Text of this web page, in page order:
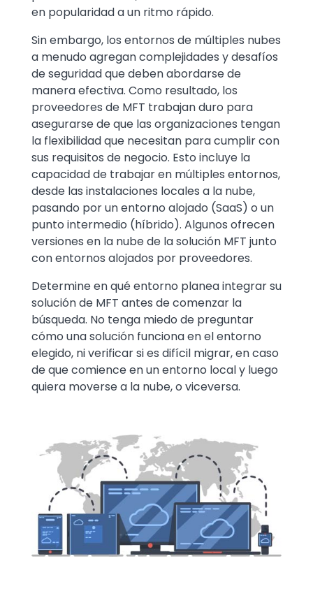
en popularidad a un ritmo rápido.
Sin embargo, los entornos de múltiples nubes
a menudo agregan complejidades y desafíos
de seguridad que deben abordarse de
manera efectiva. Como resultado, los
proveedores de MFT trabajan duro para
asegurarse de que las organizaciones tengan
la flexibilidad que necesitan para cumplir con
sus requisitos de negocio. Esto incluye la
capacidad de trabajar en múltiples entornos,
desde las instalaciones locales a la nube,
pasando por un entorno alojado (SaaS) o un
punto intermedio (híbrido). Algunos ofrecen
versiones en la nube de la solución MFT junto
con entornos alojados por proveedores.
Determine en qué entorno planea integrar su
solución de MFT antes de comenzar la
búsqueda. No tenga miedo de preguntar
cómo una solución funciona en el entorno
elegido, ni verificar si es difícil migrar, en caso
de que comience en un entorno local y luego
quiera moverse a la nube, o viceversa.
Image